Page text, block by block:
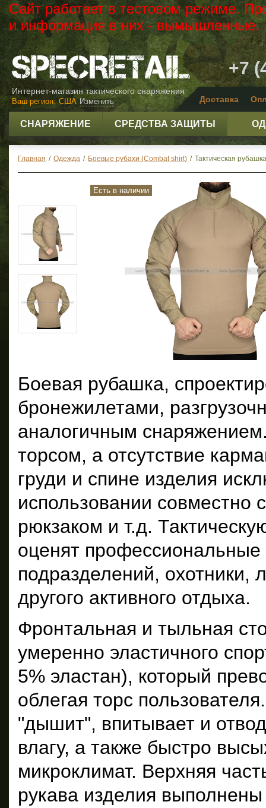
Сайт работает в тестовом режиме.
и информация в них - вымышленные.
Интернет-магазин тактического снаряжения
+7
Доставка
Изменить
Ваш регион: США
СНАРЯЖЕНИЕ СРЕДСТВА ЗАЩИТЫ
Главная / Одежда / Боевые рубахи (Combat shirt) / Тактическая
Есть в наличии
Боевая рубашка,
бронежилетами,
аналогичным
торсом, а отсутствие
груди и спине изделия
использовании совместно
рюкзаком и т.д.
оценят
подразделений, охотники,
другого активного отдыха.
Фронтальная и тыльная
умеренно эластичного
5% эластан), который
облегая торс
"дышит", впитывает и
влагу, а также быстро
микроклимат. Верхняя
рукава изделия